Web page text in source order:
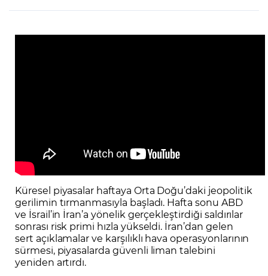
Küresel piyasalar haftaya Orta Doğu’daki jeopolitik
gerilimin tırmanmasıyla başladı. Hafta sonu ABD
ve İsrail’in İran’a yönelik gerçekleştirdiği saldırılar
sonrası risk primi hızla yükseldi. İran’dan gelen
sert açıklamalar ve karşılıklı hava operasyonlarının
sürmesi, piyasalarda güvenli liman talebini
yeniden artırdı.